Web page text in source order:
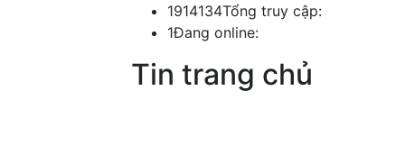
1914134Tổng truy cập:
1Đang online:
Tin trang chủ